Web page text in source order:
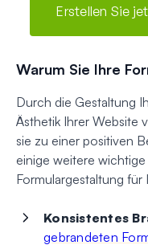
Erstellen Sie
Warum Sie Ihre
Durch die Gestaltung
Ästhetik Ihrer Website
sie zu einer positiven
einige weitere
Formulargestaltung
Konsistentes
gebrandeten